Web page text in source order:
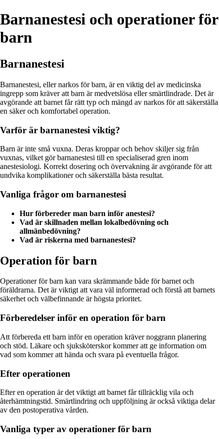
Barnanestesi och operationer för
barn
Barnanestesi
Barnanestesi, eller narkos för barn, är en viktig del av medicinska
ingrepp som kräver att barn är medvetslösa eller smärtlindrade. Det är
avgörande att barnet får rätt typ och mängd av narkos för att säkerställa
en säker och komfortabel operation.
Varför är barnanestesi viktig?
Barn är inte små vuxna. Deras kroppar och behov skiljer sig från
vuxnas, vilket gör barnanestesi till en specialiserad gren inom
anestesiologi. Korrekt dosering och övervakning är avgörande för att
undvika komplikationer och säkerställa bästa resultat.
Vanliga frågor om barnanestesi
Hur förbereder man barn inför anestesi?
Vad är skillnaden mellan lokalbedövning och
allmänbedövning?
Vad är riskerna med barnanestesi?
Operation för barn
Operationer för barn kan vara skrämmande både för barnet och
föräldrarna. Det är viktigt att vara väl informerad och förstå att barnets
säkerhet och välbefinnande är högsta prioritet.
Förberedelser inför en operation för barn
Att förbereda ett barn inför en operation kräver noggrann planering
och stöd. Läkare och sjuksköterskor kommer att ge information om
vad som kommer att hända och svara på eventuella frågor.
Efter operationen
Efter en operation är det viktigt att barnet får tillräcklig vila och
återhämtningstid. Smärtlindring och uppföljning är också viktiga delar
av den postoperativa vården.
Vanliga typer av operationer för barn